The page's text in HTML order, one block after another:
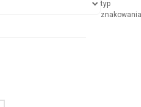
typ
znakowania